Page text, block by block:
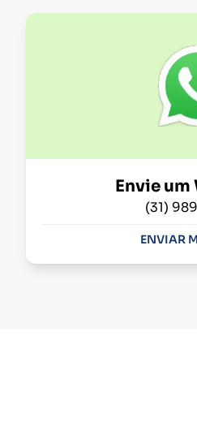
Envie
(31)
ENVIAR